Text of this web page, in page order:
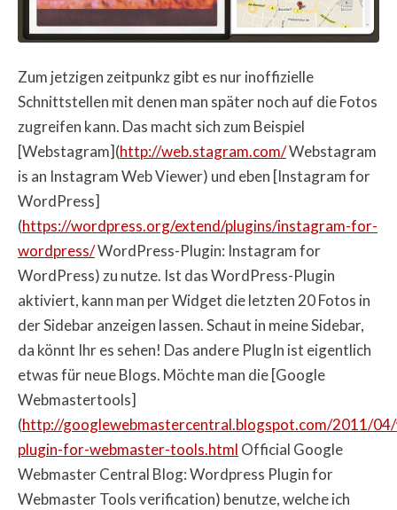
Zum jetzigen zeitpunkz gibt es nur inoffizielle
Schnittstellen mit denen man später noch auf die Fotos
zugreifen kann. Das macht sich zum Beispiel
[Webstagram](http://web.stagram.com/Webstagram
is an Instagram Web Viewer) und eben [Instagram for
WordPress]
(https://wordpress.org/extend/plugins/instagram-for-
wordpress/WordPress-Plugin: Instagram for
WordPress) zu nutze. Ist das WordPress-Plugin
aktiviert, kann man per Widget die letzten 20 Fotos in
der Sidebar anzeigen lassen. Schaut in meine Sidebar,
da könnt Ihr es sehen! Das andere PlugIn ist eigentlich
etwas für neue Blogs. Möchte man die [Google
Webmastertools]
(http://googlewebmastercentral.blogspot.com/2011/
plugin-for-webmaster-tools.html Official Google
Webmaster Central Blog: Wordpress Plugin for
Webmaster Tools verification) benutze, welche ich